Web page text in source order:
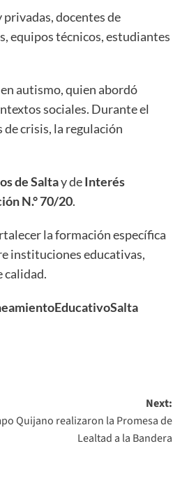
docentes de
equipos técnicos, estudiantes
autismo, quien abordó
sociales. Durante el
crisis, la regulación
de Saltay deInterés
N.° 70/20.
la formación específica
instituciones educativas,
calidad.
Next:
Quijano realizaron la Promesa de
Lealtad a la Bandera